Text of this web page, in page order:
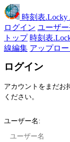
時刻表.Locky
ログイン ユーザ
トップ 時刻表
線編集 アップロー
ログイン
アカウントをまだお
ください。
ユーザー名: